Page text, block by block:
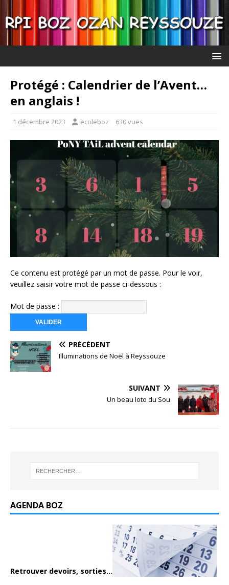
Protégé : Calendrier de l’Avent…
en anglais !
1 décembre 2023 ecoleboz 630 vues
Ce contenu est protégé par un mot de passe. Pour le voir,
veuillez saisir votre mot de passe ci-dessous :
Mot de passe :
PRÉCÉDENT
Illuminations de Noël à Reyssouze
SUIVANT
Un beau loto du Sou
AGENDA BOZ
Retrouver devoirs, sorties...